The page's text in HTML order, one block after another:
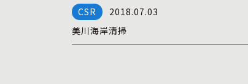
2018.07.03
美川海岸清掃